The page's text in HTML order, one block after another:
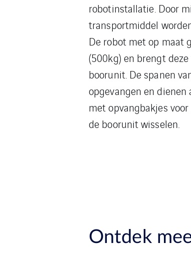
robotinstallatie. Door
transportmiddel
De robot met op maat
(500kg) en brengt
boorunit. De spanen
opgevangen en
met opvangbakjes
de boorunit wisselen.
Ontdek